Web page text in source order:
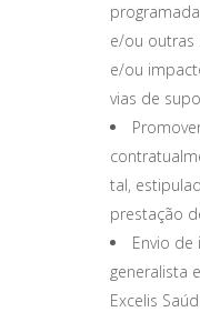
e/ou outras
e/ou
vias de
tal,
prestação
Envio
generalista
Excelis